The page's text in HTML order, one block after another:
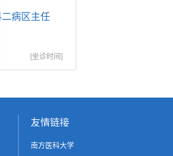
病区主任
[坐诊时间]
友情链接
南方医科大学